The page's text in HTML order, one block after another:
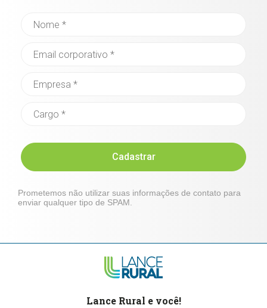
Cadastrar
Prometemos não utilizar suas informações de contato para
enviar qualquer tipo de SPAM.
Lance Rural e você!